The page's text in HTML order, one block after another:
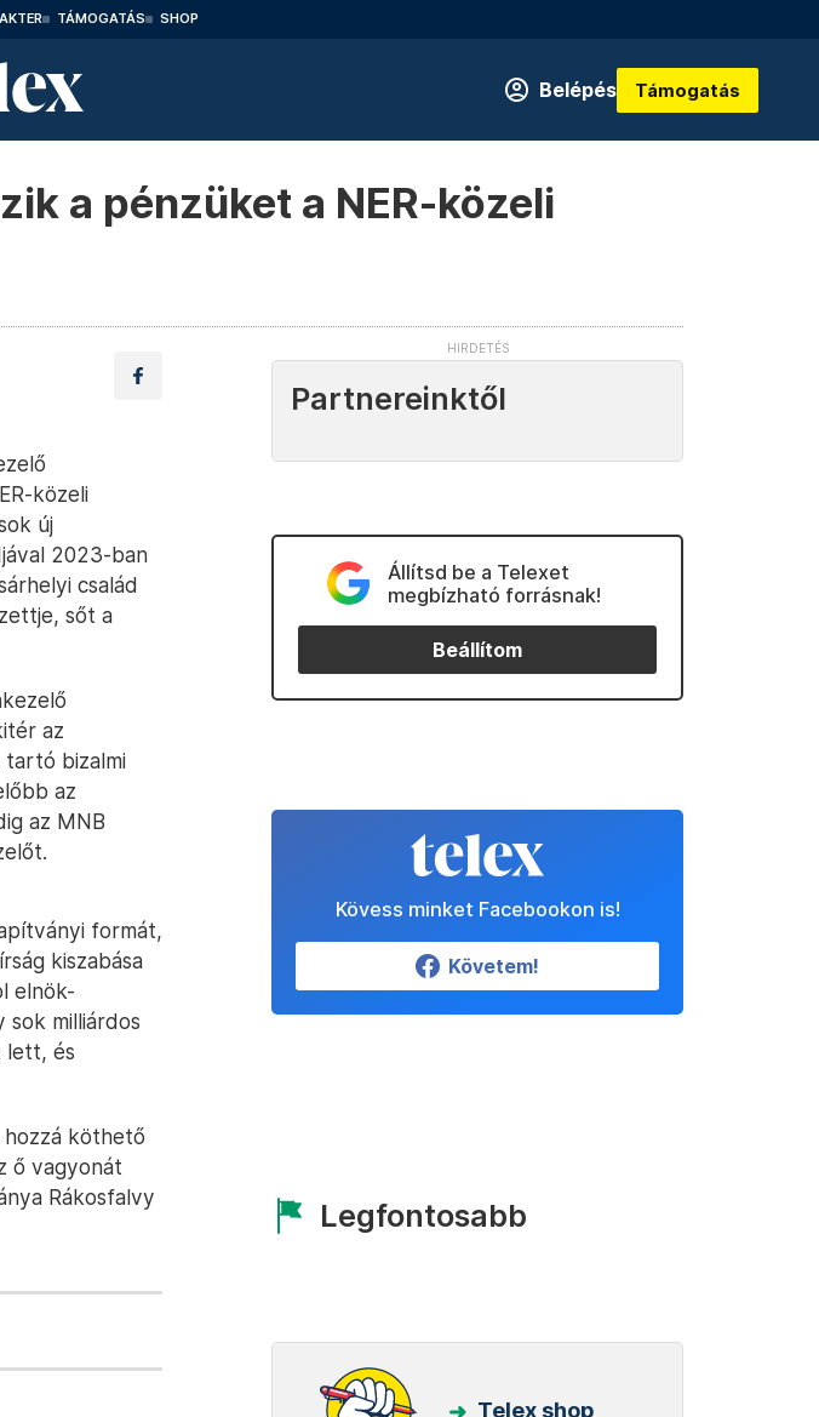
TÁMOGATÁS SHOP
Belépés Támogatás
a pénzüket a NER-közeli
közeli
új
2023-ban
család
sőt a
az
tartó bizalmi
az
az MNB
formát,
kiszabása
elnök-
sok milliárdos
lett, és
köthető
ő vagyonát
Rákosfalvy
Partnereinktől
Állítsd be a Telexet
megbízható forrásnak!
Beállítom
Kövess minket Facebookon is!
Követem!
Legfontosabb
Telex shop